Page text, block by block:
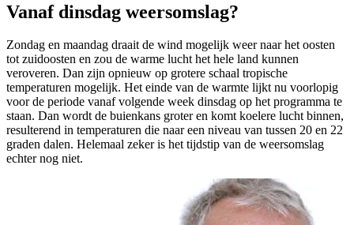
Vanaf dinsdag weersomslag?
Zondag en maandag draait de wind mogelijk weer naar het oosten
tot zuidoosten en zou de warme lucht het hele land kunnen
veroveren. Dan zijn opnieuw op grotere schaal tropische
temperaturen mogelijk. Het einde van de warmte lijkt nu voorlopig
voor de periode vanaf volgende week dinsdag op het programma te
staan. Dan wordt de buienkans groter en komt koelere lucht binnen,
resulterend in temperaturen die naar een niveau van tussen 20 en 22
graden dalen. Helemaal zeker is het tijdstip van de weersomslag
echter nog niet.